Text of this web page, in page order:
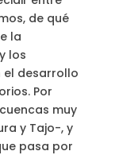
de qué
la
los
el desarrollo
Por
muy
y Tajo-, y
pasa por